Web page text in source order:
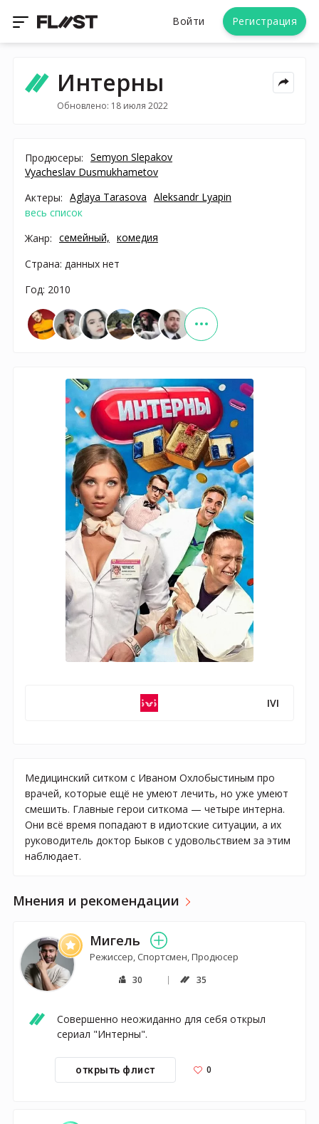
Войти Регистрация
Интерны
Обновлено: 18 июля 2022
Продюсеры: Semyon Slepakov
Vyacheslav Dusmukhametov
Актеры: Aglaya Tarasova Aleksandr Lyapin
весь список
Жанр: семейный, комедия
Страна: данных нет
Год: 2010
IVI
Медицинский ситком с Иваном Охлобыстиным про
врачей, которые ещё не умеют лечить, но уже умеют
смешить. Главные герои ситкома — четыре интерна.
Они всё время попадают в идиотские ситуации, а их
руководитель доктор Быков с удовольствием за этим
наблюдает.
Мнения и рекомендации
Мигель
Режиссер, Спортсмен, Продюсер
30 35
Совершенно неожиданно для себя открыл
сериал "Интерны".
открыть флист 0